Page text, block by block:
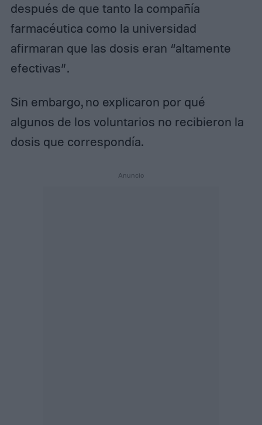
después de que tanto la compañía
farmacéutica como la universidad
afirmaran que las dosis eran “altamente
efectivas”.
Sin embargo, no explicaron por qué
algunos de los voluntarios no recibieron la
dosis que correspondía.